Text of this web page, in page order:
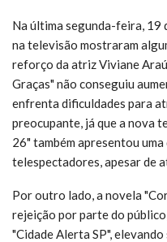
Na última segunda-feira, 19
na televisão mostraram
reforço da atriz Viviane
Graças" não conseguiu
enfrenta dificuldades para
preocupante, já que a nova
26" também apresentou
telespectadores, apesar de
Por outro lado, a novela
rejeição por parte do
"Cidade Alerta SP",